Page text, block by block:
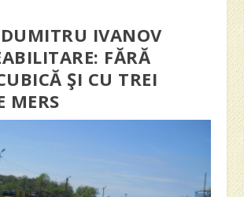
IVANOV
FĂRĂ
ŞI CU TREI
MERS